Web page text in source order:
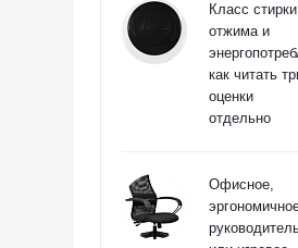
Класс
отжима и
как читать
оценки
отдельно
Офисное,